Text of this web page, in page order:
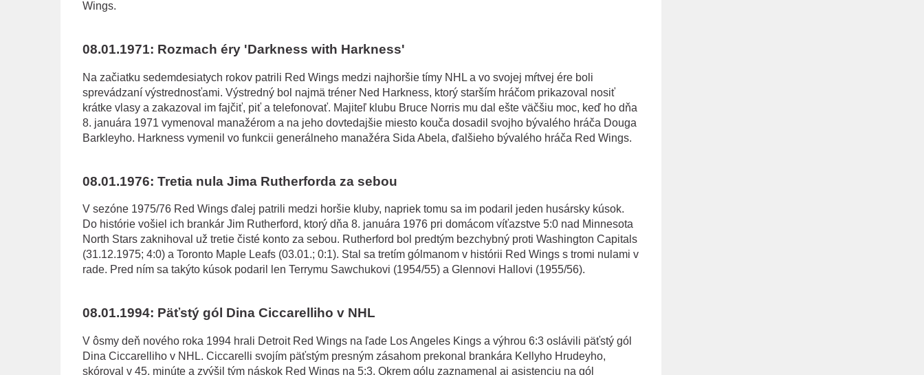
Wings.
08.01.1971: Rozmach éry 'Darkness with Harkness'
Na začiatku sedemdesiatych rokov patrili Red Wings medzi najhoršie tímy NHL a vo svojej mŕtvej ére boli
sprevádzaní výstrednosťami. Výstredný bol najmä tréner Ned Harkness, ktorý starším hráčom prikazoval nosiť
krátke vlasy a zakazoval im fajčiť, piť a telefonovať. Majiteľ klubu Bruce Norris mu dal ešte väčšiu moc, keď ho dňa
8. januára 1971 vymenoval manažérom a na jeho dovtedajšie miesto kouča dosadil svojho bývalého hráča Douga
Barkleyho. Harkness vymenil vo funkcii generálneho manažéra Sida Abela, ďalšieho bývalého hráča Red Wings.
08.01.1976: Tretia nula Jima Rutherforda za sebou
V sezóne 1975/76 Red Wings ďalej patrili medzi horšie kluby, napriek tomu sa im podaril jeden husársky kúsok.
Do histórie vošiel ich brankár Jim Rutherford, ktorý dňa 8. januára 1976 pri domácom víťazstve 5:0 nad Minnesota
North Stars zaknihoval už tretie čisté konto za sebou. Rutherford bol predtým bezchybný proti Washington Capitals
(31.12.1975; 4:0) a Toronto Maple Leafs (03.01.; 0:1). Stal sa tretím gólmanom v histórii Red Wings s tromi nulami v
rade. Pred ním sa takýto kúsok podaril len Terrymu Sawchukovi (1954/55) a Glennovi Hallovi (1955/56).
08.01.1994: Päťstý gól Dina Ciccarelliho v NHL
V ôsmy deň nového roka 1994 hrali Detroit Red Wings na ľade Los Angeles Kings a výhrou 6:3 oslávili päťstý gól
Dina Ciccarelliho v NHL. Ciccarelli svojím päťstým presným zásahom prekonal brankára Kellyho Hrudeyho,
skóroval v 45. minúte a zvýšil tým náskok Red Wings na 5:3. Okrem gólu zaznamenal aj asistenciu na gól